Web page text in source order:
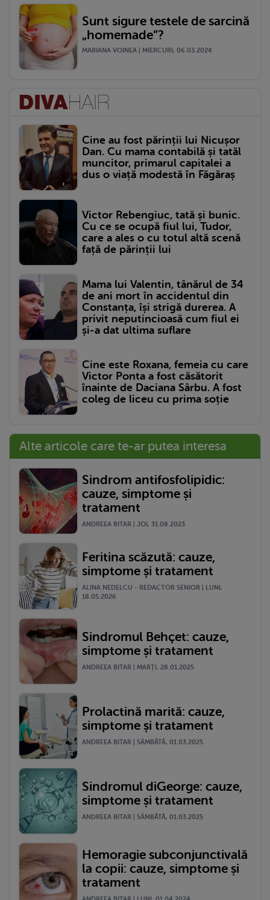
Sunt sigure testele de sarcină
„homemade”?
MARIANA VOINEA | MIERCURI, 06.03.2024
Cine au fost părinții lui Nicușor
Dan. Cu mama contabilă și tatăl
muncitor, primarul capitalei a
dus o viață modestă în Făgăraș
Victor Rebengiuc, tată și bunic.
Cu ce se ocupă fiul lui, Tudor,
care a ales o cu totul altă scenă
față de părinții lui
Mama lui Valentin, tânărul de 34
de ani mort în accidentul din
Constanța, își strigă durerea. A
privit neputincioasă cum fiul ei
și-a dat ultima suflare
Cine este Roxana, femeia cu care
Victor Ponta a fost căsătorit
înainte de Daciana Sârbu. A fost
coleg de liceu cu prima soție
Alte articole care te-ar putea interesa
Sindrom antifosfolipidic:
cauze, simptome și
tratament
ANDREEA BITAR | JOI, 31.08.2023
Feritina scăzută: cauze,
simptome și tratament
ALINA NEDELCU - REDACTOR SENIOR | LUNI,
18.05.2026
Sindromul Behçet: cauze,
simptome și tratament
ANDREEA BITAR | MARŢI, 28.01.2025
Prolactină marită: cauze,
simptome și tratament
ANDREEA BITAR | SÂMBĂTĂ, 01.03.2025
Sindromul diGeorge: cauze,
simptome și tratament
ANDREEA BITAR | SÂMBĂTĂ, 01.03.2025
Hemoragie subconjunctivală
la copii: cauze, simptome și
tratament